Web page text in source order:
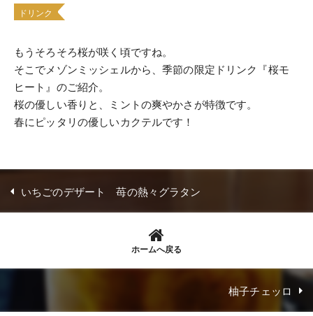
ドリンク
もうそろそろ桜が咲く頃ですね。
そこでメゾンミッシェルから、季節の限定ドリンク『桜モ
ヒート』のご紹介。
桜の優しい香りと、ミントの爽やかさが特徴です。
春にピッタリの優しいカクテルです！
いちごのデザート 苺の熱々グラタン
ホームへ戻る
柚子チェッロ